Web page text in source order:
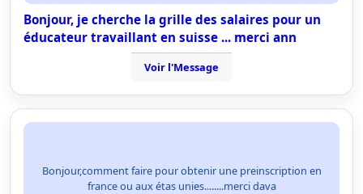
Bonjour, je cherche la grille des salaires pour un
éducateur travaillant en suisse ... merci ann
Voir l'Message
Bonjour,comment faire pour obtenir une preinscription en
france ou aux étas unies........merci dava